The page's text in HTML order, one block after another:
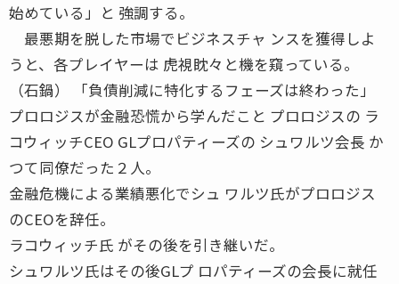
始めている」と 強調する。
最悪期を脱した市場でビジネスチャ ンスを獲得しよ
うと、各プレイヤーは 虎視眈々と機を窺っている。
（石鍋） 「負債削減に特化するフェーズは終わった」
プロロジスが金融恐慌から学んだこと プロロジスの ラ
コウィッチCEO GLプロパティーズの シュワルツ会長 か
つて同僚だった２人。
金融危機による業績悪化でシュ ワルツ氏がプロロジス
のCEOを辞任。
ラコウィッチ氏 がその後を引き継いだ。
シュワルツ氏はその後GLプ ロパティーズの会長に就任